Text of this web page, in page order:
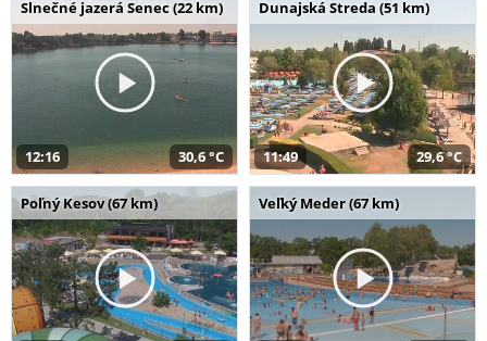
Slnečné jazerá Senec (22 km)
12:16 30,6 °C
Dunajská Streda (51 km)
11:49 29,6 °C
Poľný Kesov (67 km) Veľký Meder (67 km)